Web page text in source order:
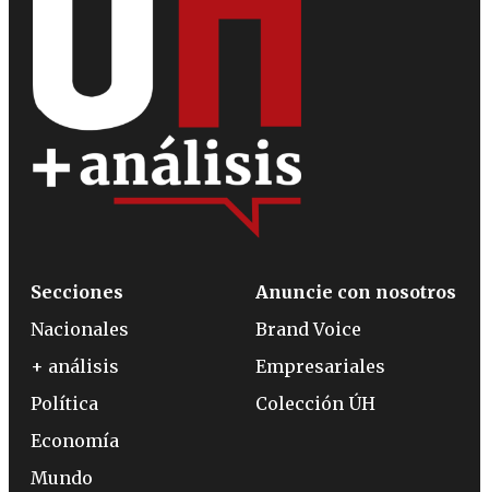
Secciones
Nacionales
+ análisis
Política
Economía
Mundo
Anuncie con nosotros
Brand Voice
Empresariales
Colección ÚH